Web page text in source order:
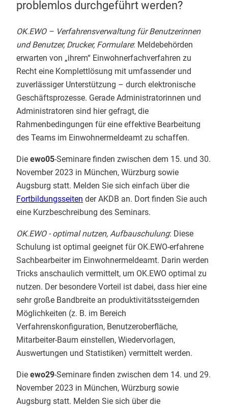
problemlos durchgeführt werden?
OK.EWO – Verfahrensverwaltung für Benutzerinnen
und Benutzer, Drucker, Formulare: Meldebehörden
erwarten von „ihrem“ Einwohnerfachverfahren zu
Recht eine Komplettlösung mit umfassender und
zuverlässiger Unterstützung – durch elektronische
Geschäftsprozesse. Gerade Administratorinnen und
Administratoren sind hier gefragt, die
Rahmenbedingungen für eine effektive Bearbeitung
des Teams im Einwohnermeldeamt zu schaffen.
Die ewo05-Seminare finden zwischen dem 15. und 30.
November 2023 in München, Würzburg sowie
Augsburg statt. Melden Sie sich einfach über die
Fortbildungsseiten der AKDB an. Dort finden Sie auch
eine Kurzbeschreibung des Seminars.
OK.EWO - optimal nutzen, Aufbauschulung: Diese
Schulung ist optimal geeignet für OK.EWO-erfahrene
Sachbearbeiter im Einwohnermeldeamt. Darin werden
Tricks anschaulich vermittelt, um OK.EWO optimal zu
nutzen. Der besondere Vorteil ist dabei, dass hier eine
sehr große Bandbreite an produktivitätssteigernden
Möglichkeiten (z. B. im Bereich
Verfahrenskonfiguration, Benutzeroberfläche,
Mitarbeiter-Baum einstellen, Wiedervorlagen,
Auswertungen und Statistiken) vermittelt werden.
Die ewo29-Seminare finden zwischen dem 14. und 29.
November 2023 in München, Würzburg sowie
Augsburg statt. Melden Sie sich über die